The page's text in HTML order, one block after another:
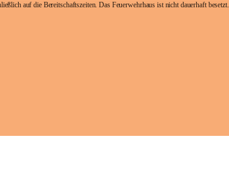
auf die Bereitschaftszeiten. Das Feuerwehrhaus ist nicht dauerhaft besetzt.